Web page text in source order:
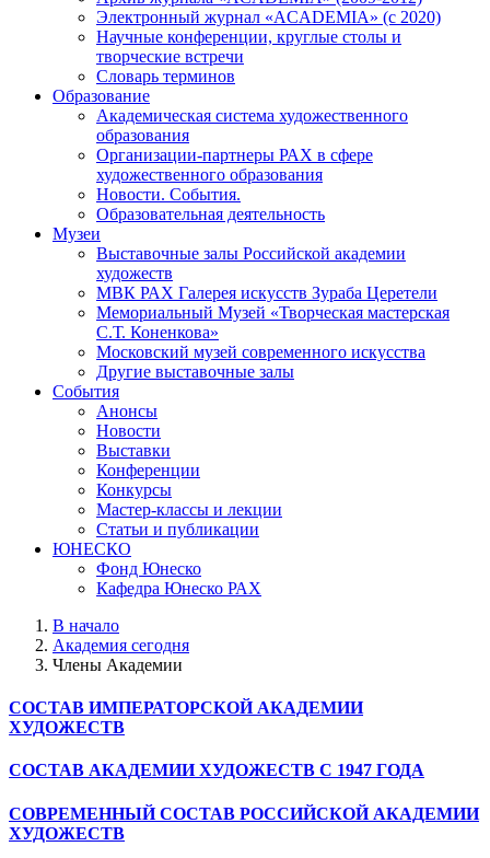
Электронный журнал «ACADEMIA» (с 2020)
Научные конференции, круглые столы и
творческие встречи
Словарь терминов
Образование
Академическая система художественного
образования
Организации-партнеры РАХ в сфере
художественного образования
Новости. События.
Образовательная деятельность
Музеи
Выставочные залы Российской академии
художеств
МВК РАХ Галерея искусств Зураба Церетели
Мемориальный Музей «Творческая мастерская
С.Т. Коненкова»
Московский музей современного искусства
Другие выставочные залы
События
Анонсы
Новости
Выставки
Конференции
Конкурсы
Мастер-классы и лекции
Статьи и публикации
ЮНЕСКО
Фонд Юнеско
Кафедра Юнеско РАХ
В начало
Академия сегодня
Члены Академии
СОСТАВ ИМПЕРАТОРСКОЙ АКАДЕМИИ
ХУДОЖЕСТВ
СОСТАВ АКАДЕМИИ ХУДОЖЕСТВ С 1947 ГОДА
СОВРЕМЕННЫЙ СОСТАВ РОССИЙСКОЙ АКАДЕМИИ
ХУДОЖЕСТВ